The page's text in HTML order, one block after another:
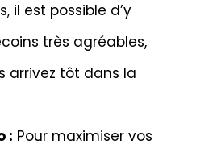
il est possible d’y
très agréables,
arrivez tôt dans la
: Pour maximiser vos